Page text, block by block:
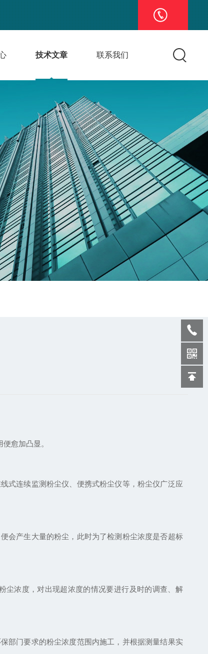
技术文章 联系我们
愈加凸显。
式连续监测粉尘仪、便携式粉尘仪等，粉尘仪广泛应
会产生大量的粉尘，此时为了检测粉尘浓度是否超标
尘浓度，对出现超浓度的情况要进行及时的调查、解
部门要求的粉尘浓度范围内施工，并根据测量结果实